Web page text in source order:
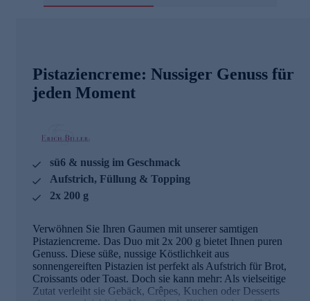
Pistaziencreme: Nussiger Genuss für
jeden Moment
sü6 & nussig im Geschmack
Aufstrich, Füllung & Topping
2x 200 g
Verwöhnen Sie Ihren Gaumen mit unserer samtigen
Pistaziencreme. Das Duo mit 2x 200 g bietet Ihnen puren
Genuss. Diese süße, nussige Köstlichkeit aus
sonnengereiften Pistazien ist perfekt als Aufstrich für Brot,
Croissants oder Toast. Doch sie kann mehr: Als vielseitige
Zutat verleiht sie Gebäck, Crêpes, Kuchen oder Desserts